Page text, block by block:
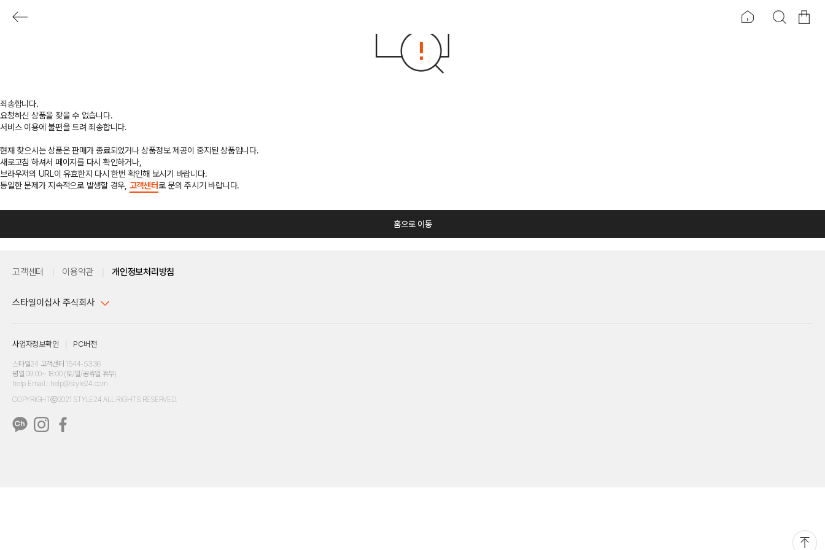
죄송합니다.
요청하신 상품을 찾을 수 없습니다.
서비스 이용에 불편을 드려 죄송합니다.
현재 찾으시는 상품은 판매가 종료되었거나 상품정보 제공이 중지된 상품입니다.
새로고침 하셔서 페이지를 다시 확인하거나,
브라우저의 URL이 유효한지 다시 한번 확인해 보시기 바랍니다.
동일한 문제가 지속적으로 발생할 경우, 고객센터로 문의 주시기 바랍니다.
홈으로 이동
고객센터 이용약관 개인정보처리방침
스타일이십사 주식회사
주소 : 서울시 강남구 논현로 633, 6층 (논현동, 한세엠케이빌딩)
사업자등록번호 : 116-81-32499
통신판매업신고번호 : 제 2024-서울강남-04239
개인정보보호책임자 : 배기영
고객센터 1544-5336(평일 09:00~ 18:00 토/일/공휴일 휴무)
사업자정보확인 PC버전
스타일24 고객센터 1544-5336
평일 09:00~ 18:00 (토/일/공휴일 휴무)
help Email : help@style24.com
COPYRIGHTⓒ2021 STYLE24 ALL RIGHTS RESERVED.